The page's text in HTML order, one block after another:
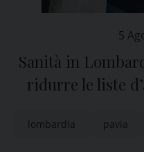
5
Sanità in
ridurre le liste
lombardia pavia